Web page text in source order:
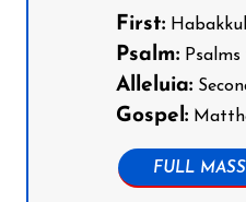
First:
Psalm:Psalms
Alleluia:
Gospel:
FULL